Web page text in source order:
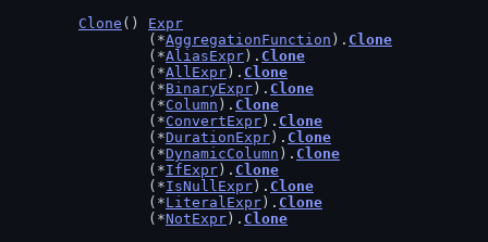
Clone () Expr
		(*
AggregationFunction ). Clone
		(*
AliasExpr ). Clone
		(*
AllExpr ). Clone
		(*
BinaryExpr ). Clone
		(*
Column ). Clone
		(*
ConvertExpr ). Clone
		(*
DurationExpr ). Clone
		(*
DynamicColumn ). Clone
		(*
IfExpr ). Clone
		(*
IsNullExpr ). Clone
		(*
LiteralExpr ). Clone
		(*
NotExpr ). Clone